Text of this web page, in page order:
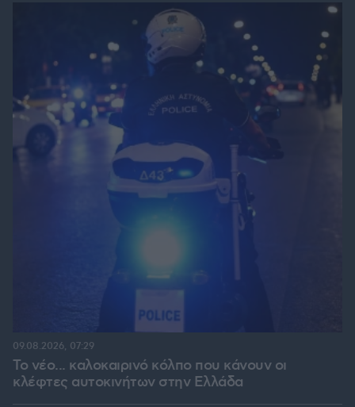
Το νέο... καλοκαιρινό κόλπο που κάνουν οι
κλέφτες αυτοκινήτων στην Ελλάδα
09.08.2026, 07:29